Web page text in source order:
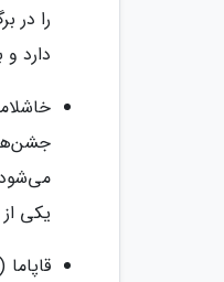
را در
دارد
یکی